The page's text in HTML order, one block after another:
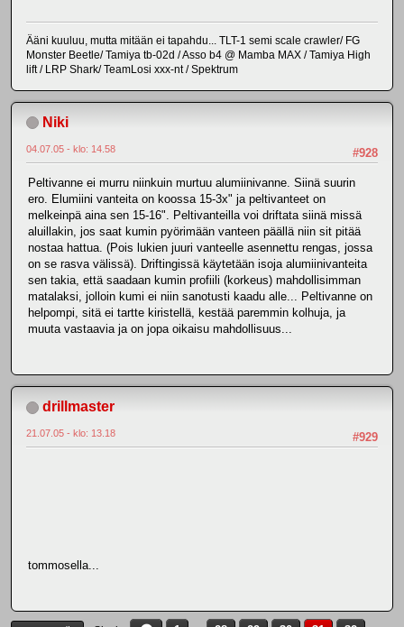
Ääni kuuluu, mutta mitään ei tapahdu... TLT-1 semi scale crawler/ FG
Monster Beetle/ Tamiya tb-02d / Asso b4 @ Mamba MAX / Tamiya High
lift / LRP Shark/ TeamLosi xxx-nt / Spektrum
Niki
#928
04.07.05 - klo: 14.58
Peltivanne ei murru niinkuin murtuu alumiinivanne. Siinä suurin
ero. Elumiini vanteita on koossa 15-3x" ja peltivanteet on
melkeinpä aina sen 15-16". Peltivanteilla voi driftata siinä missä
aluillakin, jos saat kumin pyörimään vanteen päällä niin sit pitää
nostaa hattua. (Pois lukien juuri vanteelle asennettu rengas, jossa
on se rasva välissä). Driftingissä käytetään isoja alumiinivanteita
sen takia, että saadaan kumin profiili (korkeus) mahdollisimman
matalaksi, jolloin kumi ei niin sanotusti kaadu alle... Peltivanne on
helpompi, sitä ei tartte kiristellä, kestää paremmin kolhuja, ja
muuta vastaavia ja on jopa oikaisu mahdollisuus...
drillmaster
#929
21.07.05 - klo: 13.18
tommosella...